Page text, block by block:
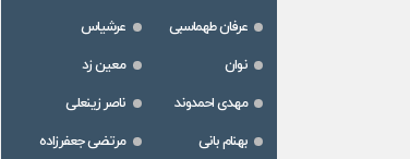
عرفان طهماسبی
عرشیاس
نوان
معین زد
مهدی احمدوند
ناصر زینعلی
بهنام بانی
مرتضی جعفرزاده